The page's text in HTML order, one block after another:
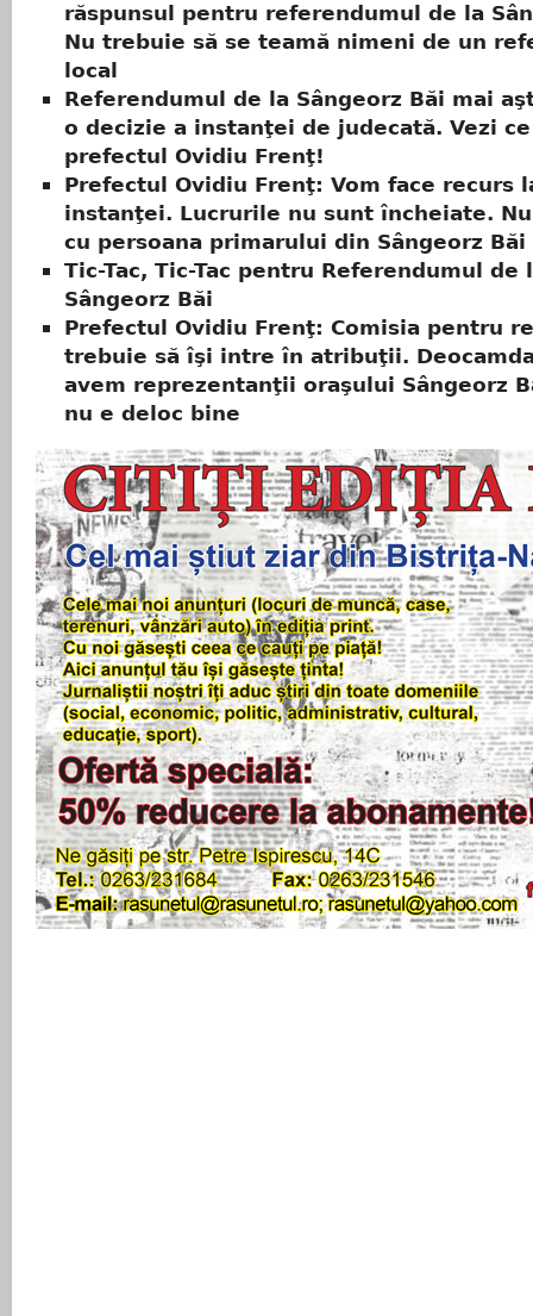
răspunsul pentru referendumul de la
Nu trebuie să se teamă nimeni de un
local
Referendumul de la Sângeorz Băi mai
o decizie a instanţei de judecată. Vezi
prefectul Ovidiu Frenţ!
Prefectul Ovidiu Frenţ: Vom face recurs
instanţei. Lucrurile nu sunt încheiate.
cu persoana primarului din Sângeorz Băi
Tic-Tac, Tic-Tac pentru Referendumul de
Sângeorz Băi
Prefectul Ovidiu Frenţ: Comisia pentru
trebuie să îşi intre în atribuţii.
avem reprezentanţii oraşului Sângeorz
nu e deloc bine